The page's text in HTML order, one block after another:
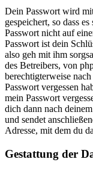
Dein Passwort wird
gespeichert, so dass
Passwort nicht auf
Passwort ist dein
also geh mit ihm
des Betreibers, von
berechtigterweise
Passwort vergessen
mein Passwort
dich dann nach
und sendet
Adresse, mit dem du
Gestattung der